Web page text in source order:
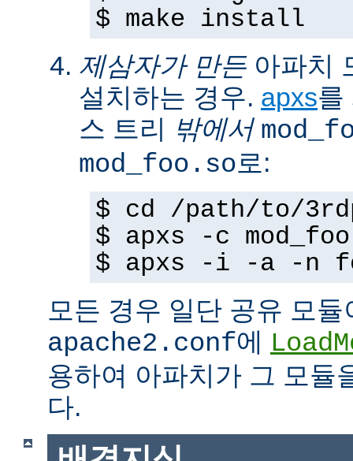
$ make install
제삼자가 만든아파치
설치하는 경우. apxs를
스 트리 밖에서
mod_foo.so로:
$ cd /path/to/
$ apxs -c
$ apxs -i -a -n
모든 경우 일단 공유 모
apache2.conf에
용하여 아파치가 그 모듈
다.